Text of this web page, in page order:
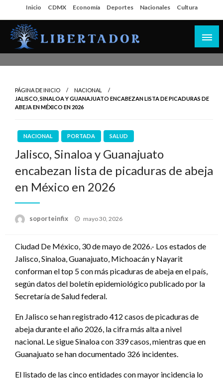
al
contenido
Inicio CDMX Economía Deportes Nacionales Cultura
PÁGINA DE INICIO
NACIONAL
JALISCO, SINALOA Y GUANAJUATO ENCABEZAN LISTA DE PICADURAS DE
ABEJA EN MÉXICO EN 2026
NACIONAL PORTADA SALUD
Jalisco, Sinaloa y Guanajuato
encabezan lista de picaduras de abeja
en México en 2026
soporteinfix
Publicado
mayo 30, 2026
Ciudad De México, 30 de mayo de 2026.- Los estados de
Jalisco, Sinaloa, Guanajuato, Michoacán y Nayarit
conforman el top 5 con más picaduras de abeja en el país,
según datos del boletín epidemiológico publicado por la
Secretaría de Salud federal.
En Jalisco se han registrado 412 casos de picaduras de
abeja durante el año 2026, la cifra más alta a nivel
nacional. Le sigue Sinaloa con 339 casos, mientras que en
Guanajuato se han documentado 326 incidentes.
El listado de las cinco entidades con mayor incidencia lo